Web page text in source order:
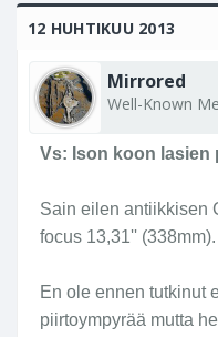
12 HUHTIKUU 2013
Mirrored
Well-Known
Vs: Ison koon lasien
Sain eilen antiikkisen
focus 13,31''
En ole ennen tutkinut
piirtoympyrää mutta